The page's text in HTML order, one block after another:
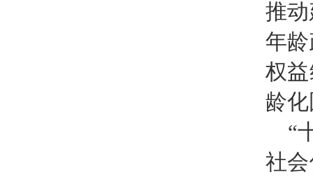
推
年
权
龄
“
社